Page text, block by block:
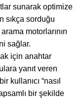
sunarak optimize
sıkça sorduğu
motorlarının
sağlar.
için anahtar
yanıt veren
kullanıcı “nasıl
bir şekilde